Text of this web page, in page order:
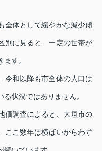
全体として緩やかな減少傾
別に見ると、一定の世帯が
す。
令和以降も市全体の人口は
状況ではありません。
価調査によると、大垣市の
ここ数年は横ばいからわず